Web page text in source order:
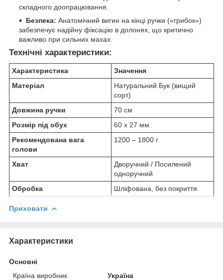
складного доопрацювання.
Безпека: Анатомічний вигин на кінці ручки («грибок»)
забезпечує надійну фіксацію в долонях, що критично
важливо при сильних махах.
Технічні характеристики:
Характеристика
Значення
Матеріал
Натуральний Бук (вищий
сорт)
Довжина ручки
70 см
Розмір під обух
60 х 27 мм
Рекомендована вага
голови
1200 – 1800 г
Хват
Дворучний / Посилений
одноручний
Обробка
Шліфована, без покриття
Приховати
Характеристики
Основні
Країна виробник
Україна